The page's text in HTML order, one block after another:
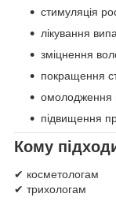
стимуляція
лікування
зміцнення
покращення
омолодження
підвищення
Кому
✔ косметологам
✔ трихологам